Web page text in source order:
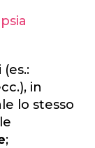
in
lo stesso
;